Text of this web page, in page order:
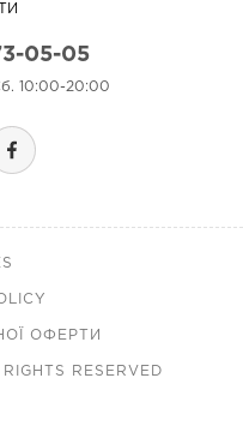
05-05
10:00-20:00
ОФЕРТИ
RESERVED